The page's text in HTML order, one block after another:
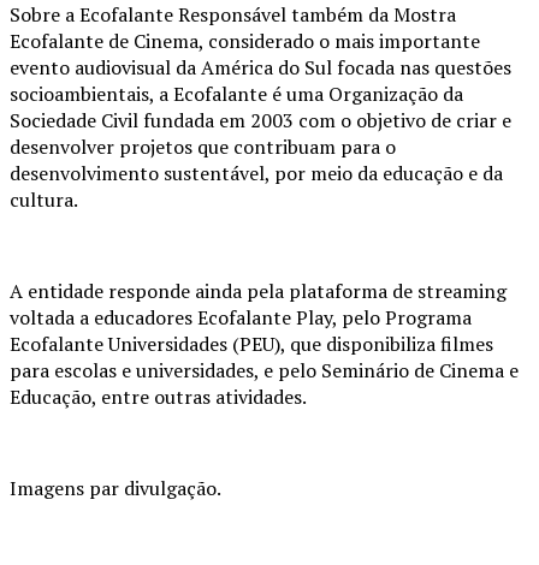
Sobre a Ecofalante Responsável também da Mostra
Ecofalante de Cinema, considerado o mais importante
evento audiovisual da América do Sul focada nas questões
socioambientais, a Ecofalante é uma Organização da
Sociedade Civil fundada em 2003 com o objetivo de criar e
desenvolver projetos que contribuam para o
desenvolvimento sustentável, por meio da educação e da
cultura.
A entidade responde ainda pela plataforma de streaming
voltada a educadores Ecofalante Play, pelo Programa
Ecofalante Universidades (PEU), que disponibiliza filmes
para escolas e universidades, e pelo Seminário de Cinema e
Educação, entre outras atividades.
Imagens par divulgação.